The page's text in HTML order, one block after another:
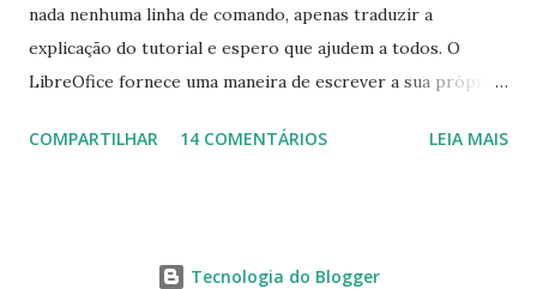
nada nenhuma linha de comando, apenas traduzir a
explicação do tutorial e espero que ajudem a todos. O
LibreOfice fornece uma maneira de escrever a sua própria
aplicativo de escritório. Você pode usar Python ou Basic
iremos criar uma macro que iria colocar a string ' Olá
COMPARTILHAR 14 COMENTÁRIOS LEIA MAIS
Tecnologia do Blogger